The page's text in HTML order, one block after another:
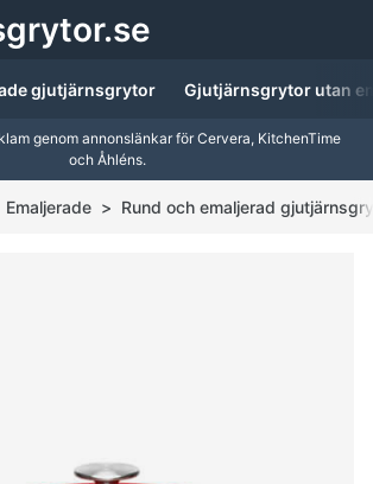
gjutjärnsgrytor Gjutjärnsgrytor utan
genom annonslänkar för Cervera, KitchenTime
och Åhléns.
Emaljerade > Rund och emaljerad